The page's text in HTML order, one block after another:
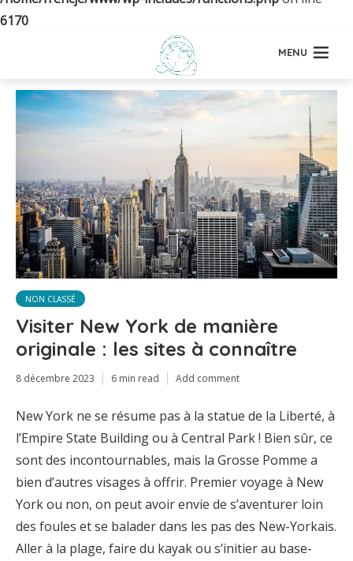
6170
MENU
NON CLASSÉ
Visiter New York de manière
originale : les sites à connaître
8 décembre 2023 6 min read Add comment
New York ne se résume pas à la statue de la Liberté, à
l’Empire State Building ou à Central Park ! Bien sûr, ce
sont des incontournables, mais la Grosse Pomme a
bien d’autres visages à offrir. Premier voyage à New
York ou non, on peut avoir envie de s’aventurer loin
des foules et se balader dans les pas des New-Yorkais.
Aller à la plage, faire du kayak ou s’initier au base-